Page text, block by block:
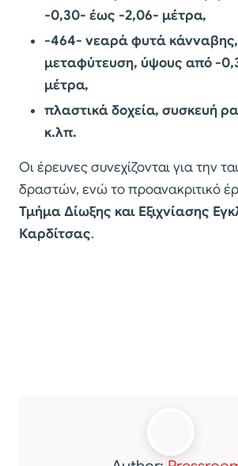
-0,30- έως -2,06- μέτρα,
-464- νεαρά φυτά κάνναβης,
μεταφύτευση, ύψους από -
μέτρα,
πλαστικά δοχεία, συσκευή
κ.λπ.
Οι έρευνες συνεχίζονται για την
δραστών, ενώ το προανακριτικό
Τμήμα Δίωξης και Εξιχνίασης
Καρδίτσας.